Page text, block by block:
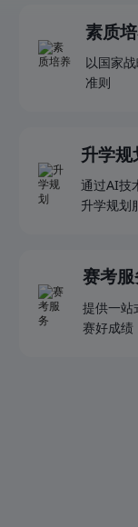
素质
以国家
准则
升学规
通过AI技
升学规划
赛考
提供一站
赛好成绩